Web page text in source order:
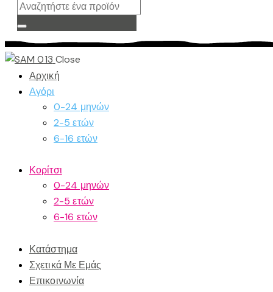
Close
Αρχική
Αγόρι
0-24 μηνών
2-5 ετών
6-16 ετών
Κορίτσι
0-24 μηνών
2-5 ετών
6-16 ετών
Κατάστημα
Σχετικά Με Εμάς
Επικοινωνία